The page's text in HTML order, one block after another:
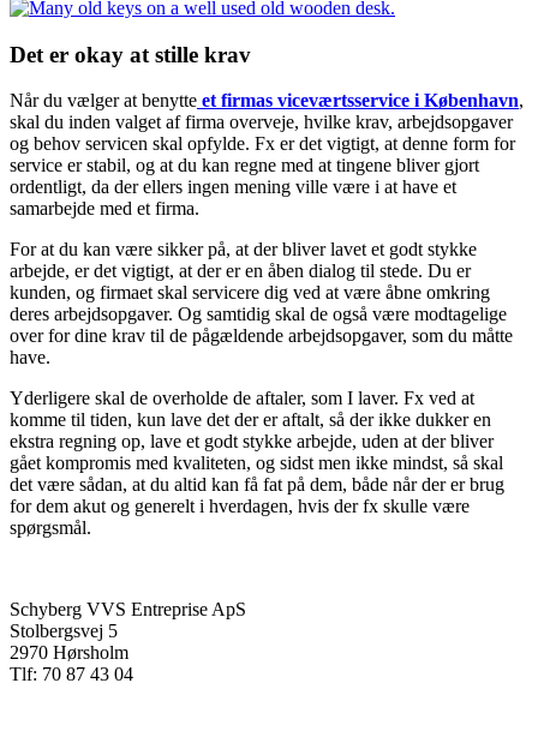
Det er okay at stille krav
Når du vælger at benytte et firmas viceværtsservice i København,
skal du inden valget af firma overveje, hvilke krav, arbejdsopgaver
og behov servicen skal opfylde. Fx er det vigtigt, at denne form for
service er stabil, og at du kan regne med at tingene bliver gjort
ordentligt, da der ellers ingen mening ville være i at have et
samarbejde med et firma.
For at du kan være sikker på, at der bliver lavet et godt stykke
arbejde, er det vigtigt, at der er en åben dialog til stede. Du er
kunden, og firmaet skal servicere dig ved at være åbne omkring
deres arbejdsopgaver. Og samtidig skal de også være modtagelige
over for dine krav til de pågældende arbejdsopgaver, som du måtte
have.
Yderligere skal de overholde de aftaler, som I laver. Fx ved at
komme til tiden, kun lave det der er aftalt, så der ikke dukker en
ekstra regning op, lave et godt stykke arbejde, uden at der bliver
gået kompromis med kvaliteten, og sidst men ikke mindst, så skal
det være sådan, at du altid kan få fat på dem, både når der er brug
for dem akut og generelt i hverdagen, hvis der fx skulle være
spørgsmål.
Schyberg VVS Entreprise ApS
Stolbergsvej 5
2970 Hørsholm
Tlf: 70 87 43 04